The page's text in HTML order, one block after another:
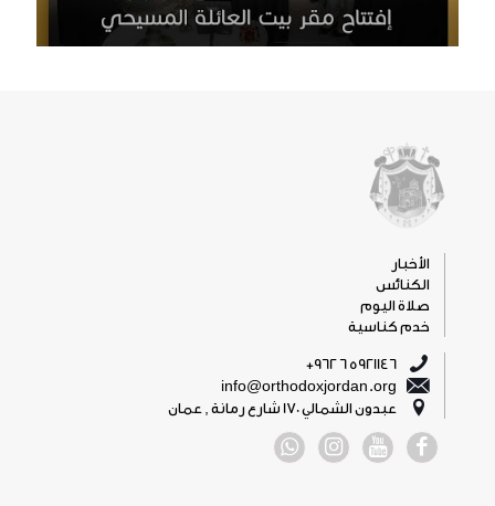
الأخبار
الكنائس
صلاة اليوم
خدم كناسية
5921146 6 962+
info@orthodoxjordan.org
عبدون الشمالي 170 شارع رمانة , عمان